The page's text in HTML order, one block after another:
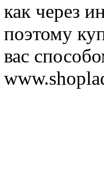
как через
поэтому
вас